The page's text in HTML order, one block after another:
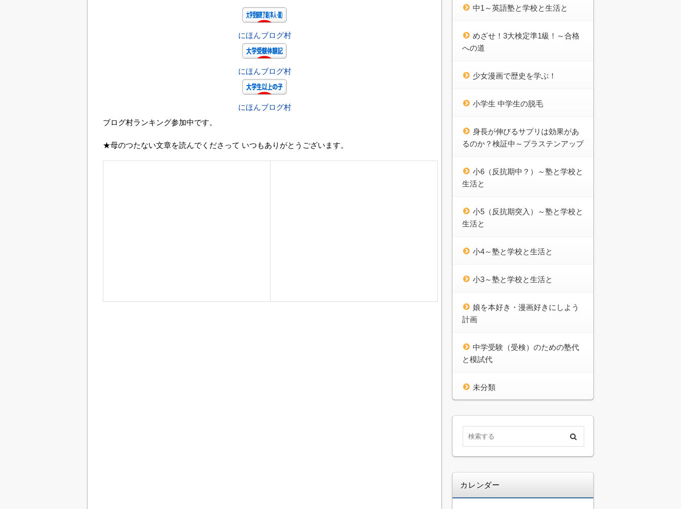
にほんブログ村
にほんブログ村
にほんブログ村
ブログ村ランキング参加中です。
★母のつたない文章を読んでくださって いつもありがとうございます。
中1～英語塾と学校と生活と
めざせ！3大検定準1級！～合格
への道
少女漫画で歴史を学ぶ！
小学生 中学生の脱毛
身長が伸びるサプリは効果があ
るのか？検証中～プラステンアップ
小6（反抗期中？）～塾と学校と
生活と
小5（反抗期突入）～塾と学校と
生活と
小4～塾と学校と生活と
小3～塾と学校と生活と
娘を本好き・漫画好きにしよう
計画
中学受験（受検）のための塾代
と模試代
未分類
カレンダー